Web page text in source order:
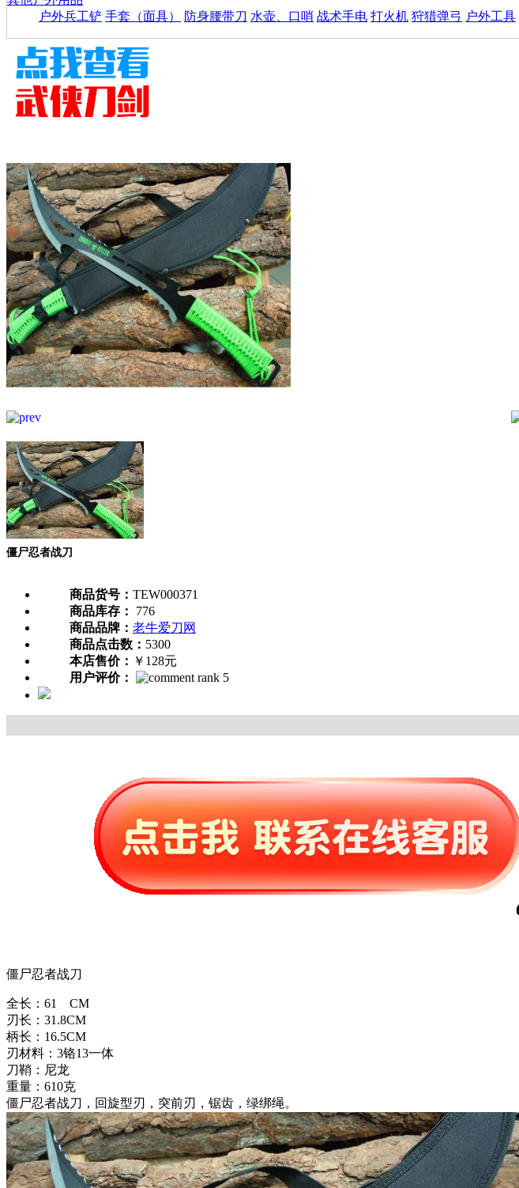
户外兵工铲 手套（面具） 防身腰带刀 水壶、口哨 战术手电 打火机 狩猎弹弓 户外工具
僵尸忍者战刀
商品货号： TEW000371
商品库存：
776
商品品牌： 老牛爱刀网
商品点击数： 5300
本店售价： ￥128元
用户评价：
僵尸忍者战刀
全长：61 CM
刃长：31.8CM
柄长：16.5CM
刃材料：3铬13一体
刀鞘：尼龙
重量：610克
僵尸忍者战刀，回旋型刃，突前刃，锯齿，绿绑绳。